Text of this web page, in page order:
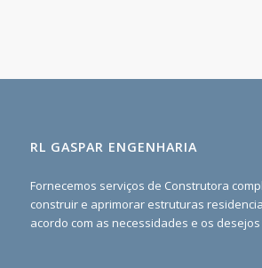
RL GASPAR ENGENHARIA
Fornecemos serviços de Construtora
construir e aprimorar estruturas
acordo com as necessidades e os